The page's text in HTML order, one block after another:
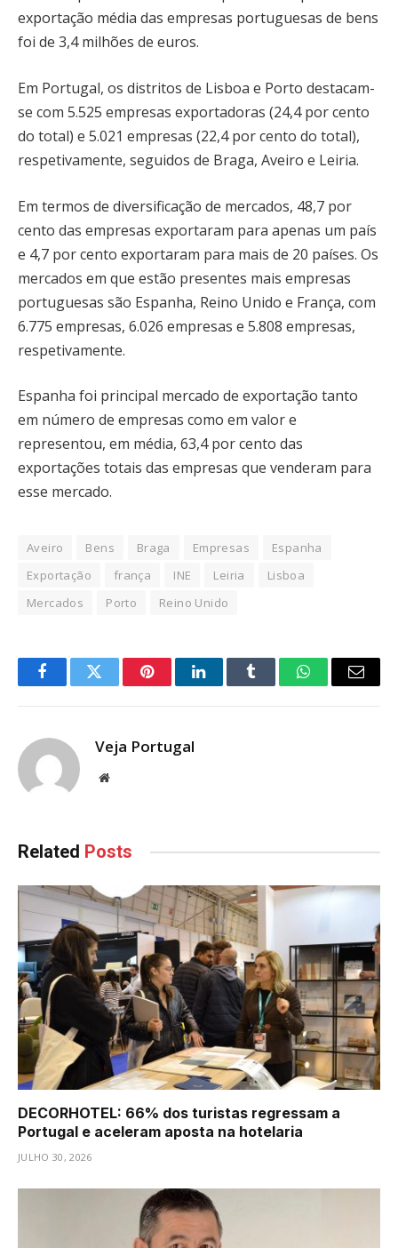
exportação média das empresas portuguesas de bens
foi de 3,4 milhões de euros.
Em Portugal, os distritos de Lisboa e Porto destacam-
se com 5.525 empresas exportadoras (24,4 por cento
do total) e 5.021 empresas (22,4 por cento do total),
respetivamente, seguidos de Braga, Aveiro e Leiria.
Em termos de diversificação de mercados, 48,7 por
cento das empresas exportaram para apenas um país
e 4,7 por cento exportaram para mais de 20 países. Os
mercados em que estão presentes mais empresas
portuguesas são Espanha, Reino Unido e França, com
6.775 empresas, 6.026 empresas e 5.808 empresas,
respetivamente.
Espanha foi principal mercado de exportação tanto
em número de empresas como em valor e
representou, em média, 63,4 por cento das
exportações totais das empresas que venderam para
esse mercado.
Aveiro Bens Braga Empresas
Espanha
Exportação
frança INE Leiria
Lisboa
Mercados
Porto Reino Unido
FacebookTwitter PinterestLinkedInTumblr WhatsAppEmail
Veja Portugal
Website
Related Posts
DECORHOTEL: 66% dos turistas regressam a
Portugal e aceleram aposta na hotelaria
JULHO 30, 2026